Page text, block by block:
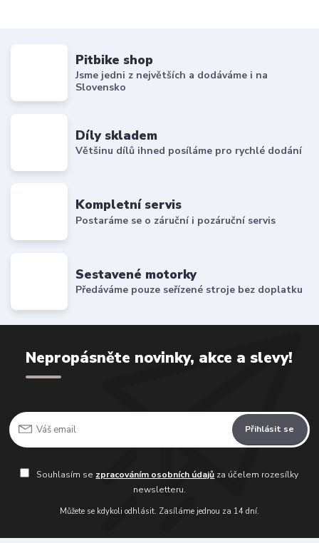
Pitbike shop
Jsme jedni z největších a dodáváme i na
Slovensko
Díly skladem
Většinu dílů ihned posíláme pro rychlé dodání
Kompletní servis
Postaráme se o záruční i pozáruční servis
Sestavené motorky
Předáváme pouze seřízené stroje bez doplatku
Nepropásněte novinky, akce a slevy!
Přihlásit se
Souhlasím se zpracováním osobních údajů za účelem rozesílky
newsletteru.
Můžete se kdykoli odhlásit. Zasíláme jednou za 14 dní.